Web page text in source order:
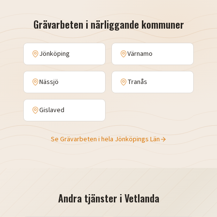
Grävarbeten i närliggande kommuner
Jönköping Värnamo
Nässjö Tranås
Gislaved
Se Grävarbeten i hela Jönköpings Län
Andra tjänster i Vetlanda